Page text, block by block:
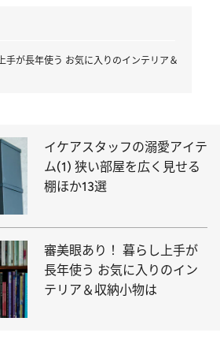
手が長年使う お気に入りのインテリア＆
イケアスタッフの溺愛アイテ
ム(1) 狭い部屋を広く見せる
棚ほか13選
審美眼あり！ 暮らし上手が
長年使う お気に入りのイン
テリア＆収納小物は